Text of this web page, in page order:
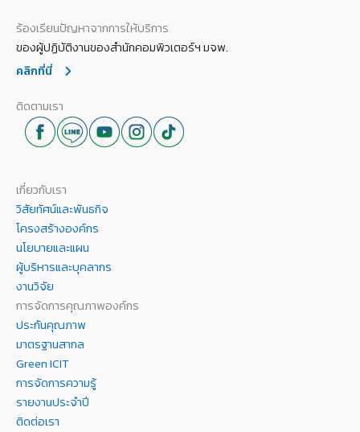
ร้องเรียนปัญหาจากการให้บริการ
ของผู้ปฏิบัติงานของสำนักคอมพิวเตอร์ฯ มจพ.
คลิกที่นี่
ติดตามเรา
เกี่ยวกับเรา
วิสัยทัศน์และพันธกิจ
โครงสร้างองค์กร
นโยบายและแผน
ผู้บริหารและบุคลากร
งานวิจัย
การจัดการคุณภาพองค์กร
ประกันคุณภาพ
มาตรฐานสากล
Green ICIT
การจัดการความรู้
รายงานประจำปี
ติดต่อเรา